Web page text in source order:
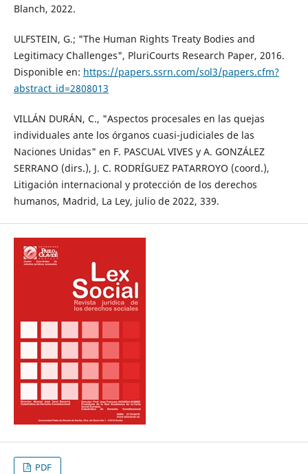
Blanch, 2022.
ULFSTEIN, G.; "The Human Rights Treaty Bodies and
Legitimacy Challenges", PluriCourts Research Paper, 2016.
Disponible en: https://papers.ssrn.com/sol3/papers.cfm?
abstract_id=2808013
VILLÁN DURÁN, C., "Aspectos procesales en las quejas
individuales ante los órganos cuasi-judiciales de las
Naciones Unidas" en F. PASCUAL VIVES y A. GONZÁLEZ
SERRANO (dirs.), J. C. RODRÍGUEZ PATARROYO (coord.),
Litigación internacional y protección de los derechos
humanos, Madrid, La Ley, julio de 2022, 339.
PDF